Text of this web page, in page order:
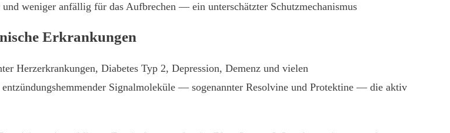
weniger anfällig für das Aufbrechen — ein unterschätzter Schutzmechanismus
Erkrankungen
Herzerkrankungen, Diabetes Typ 2, Depression, Demenz und vielen
Signalmoleküle — sogenannter Resolvine und Protektine — die aktiv